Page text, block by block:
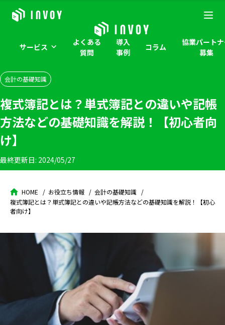
サービス
よくある
質問
導入
事例
コラム
協業パート
募集
会計の基礎知識
複式簿記とは？単式簿記との違いや記帳
方法などの基礎知識を解説！【初心者向
け】
最終更新日: 2024/05/27
HOME お役立ち情報
会計の基礎知識
複式簿記とは？単式簿記との違いや記帳方法などの基礎知識を解説！【初心
者向け】